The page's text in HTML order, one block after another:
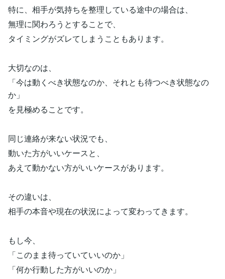
特に、相手が気持ちを整理している途中の場合は、
無理に関わろうとすることで、
タイミングがズレてしまうこともあります。
大切なのは、
「今は動くべき状態なのか、それとも待つべき状態なの
か」
を見極めることです。
同じ連絡が来ない状況でも、
動いた方がいいケースと、
あえて動かない方がいいケースがあります。
その違いは、
相手の本音や現在の状況によって変わってきます。
もし今、
「このまま待っていていいのか」
「何か行動した方がいいのか」